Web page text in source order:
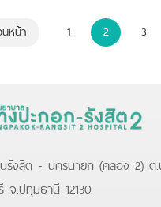
หน้า 1 2 3
รังสิต - นครนายก (คลอง 2) ต.
.ปทุมธานี 12130